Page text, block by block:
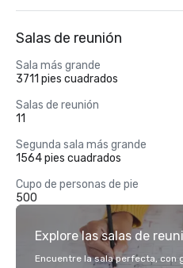
Salas de reunión
Sala más grande
3711 pies cuadrados
Salas de reunión
11
Segunda sala más grande
1564 pies cuadrados
Cupo de personas de pie
500
Explore las salas de
Encuentre la sala perfecta, con